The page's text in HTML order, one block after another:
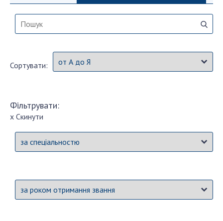
СТРУКТУРА
Президія НАН України
Апарат Президії
Секція хімічних і біологічних наук
Секція суспільних і гуманітарних наук
Установи при Президії
Ради, комітети та комісії
Громадські організації
Сортувати:
Фільтрувати:
x Скинути